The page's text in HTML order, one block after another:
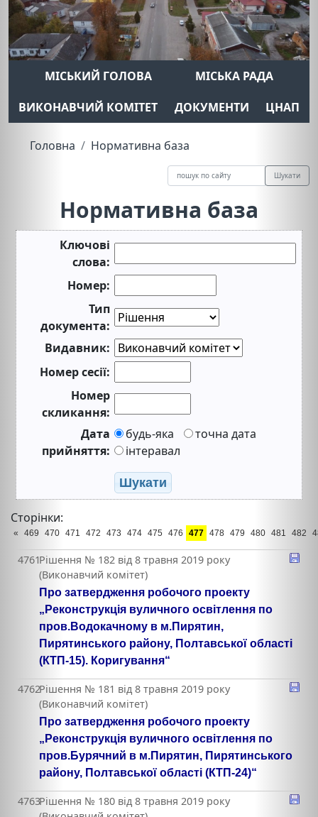
МІСЬКИЙ ГОЛОВА
МІСЬКА РАДА
ВИКОНАВЧИЙ КОМІТЕТ
ДОКУМЕНТИ ЦНАП
Головна Нормативна база
Шукати
Нормативна база
Ключові
слова:
Номер:
Тип
документа:
Видавник:
Номер сесії:
Номер
скликання:
Дата
прийняття:
будь-яка
точна дата
інтеравал
Шукати
Сторінки:
« 469 470 471 472 473 474 475 476 477 478 479 480 481 482
4761Рішення № 182 від 8 травня 2019 року
(Виконавчий комітет)
Про затвердження робочого проекту
„Реконструкція вуличного освітлення по
пров.Водокачному в м.Пирятин,
Пирятинського району, Полтавської області
(КТП-15). Коригування“
4762Рішення № 181 від 8 травня 2019 року
(Виконавчий комітет)
Про затвердження робочого проекту
„Реконструкція вуличного освітлення по
пров.Бурячний в м.Пирятин, Пирятинського
району, Полтавської області (КТП-24)“
4763Рішення № 180 від 8 травня 2019 року